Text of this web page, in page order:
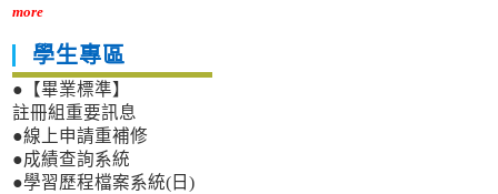
more
學生專區
●【畢業標準】
註冊組重要訊息
●線上申請重補修
●成績查詢系統
●學習歷程檔案系統(日)